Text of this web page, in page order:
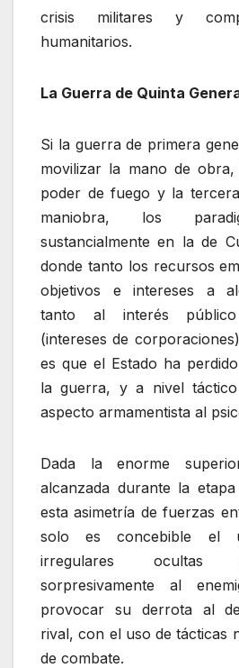
crisis militares y
humanitarios.
La Guerra de Quinta
Si la guerra de primera
movilizar la mano de
poder de fuego y la
maniobra, los
sustancialmente en la de
donde tanto los recursos
objetivos e intereses a
tanto al interés
(intereses de
es que el Estado ha
la guerra, y a nivel
aspecto armamentista al
Dada la enorme
alcanzada durante la
esta asimetría de fuerzas
solo es concebible el
irregulares ocultas
sorpresivamente al
provocar su derrota al
rival, con el uso de tácticas
de combate.